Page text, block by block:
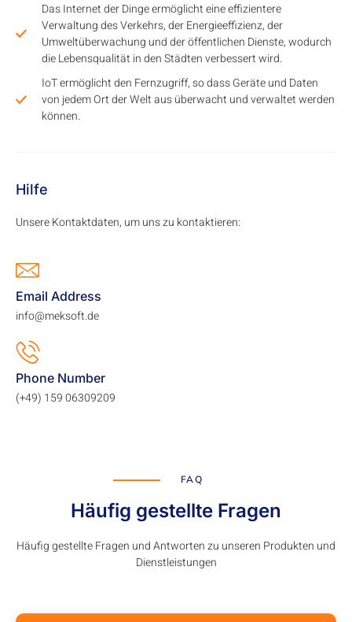
Das Internet der Dinge ermöglicht eine effizientere
Verwaltung des Verkehrs, der Energieeffizienz, der
Umweltüberwachung und der öffentlichen Dienste, wodurch
die Lebensqualität in den Städten verbessert wird.
IoT ermöglicht den Fernzugriff, so dass Geräte und Daten
von jedem Ort der Welt aus überwacht und verwaltet werden
können.
Hilfe
Unsere Kontaktdaten, um uns zu kontaktieren:
Email Address
info@meksoft.de
Phone Number
(+49) 159 06309209
FAQ
Häufig gestellte Fragen
Häufig gestellte Fragen und Antworten zu unseren Produkten und
Dienstleistungen